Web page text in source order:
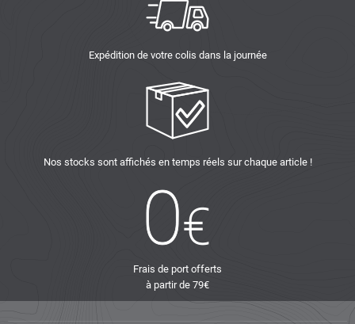
Expédition de votre colis dans la journée
Nos stocks sont affichés en temps réels sur chaque article !
Frais de port offerts
à partir de 79€